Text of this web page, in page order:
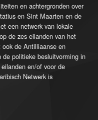
en achtergronden over
en Sint Maarten en de
een netwerk van lokale
de zes eilanden van het
de Antilliaanse en
de politieke besluitvorming in
en/of voor de
Netwerk is